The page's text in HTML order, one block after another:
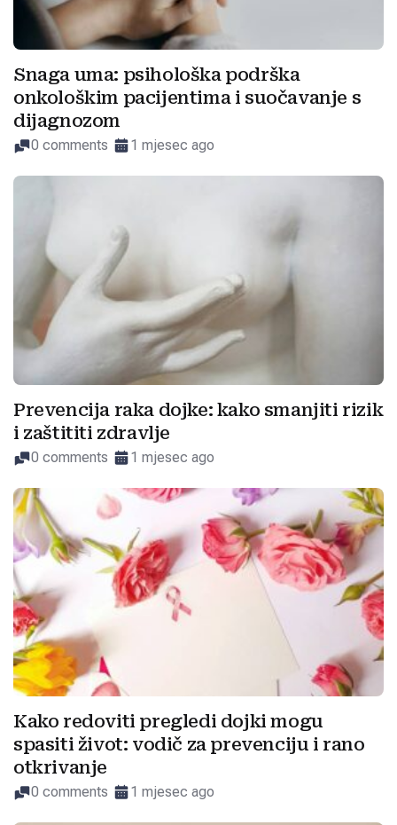
Snaga uma: psihološka podrška
onkološkim pacijentima i suočavanje s
dijagnozom
0 comments 1 mjesec ago
Prevencija raka dojke: kako smanjiti rizik
i zaštititi zdravlje
0 comments 1 mjesec ago
Kako redoviti pregledi dojki mogu
spasiti život: vodič za prevenciju i rano
otkrivanje
0 comments 1 mjesec ago